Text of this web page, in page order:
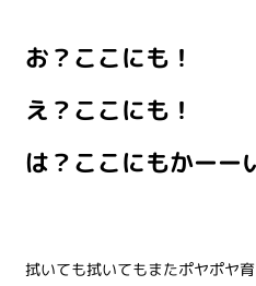
お？ここにも！
え？ここにも！
は？ここにもかーー
拭いても拭いてもまたポヤポヤ